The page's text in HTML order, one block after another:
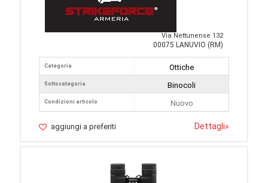
Via Nettunense 132
00075 LANUVIO (RM)
Categoria
Sottocategoria
Condizioni articolo
Ottiche
Binocoli
Nuovo
aggiungi a preferiti Dettagli»